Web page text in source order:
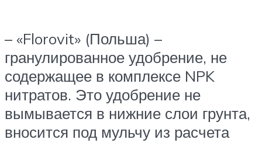
– «Florovit» (Польша) –
гранулированное удобрение, не
содержащее в комплексе NPK
нитратов. Это удобрение не
вымывается в нижние слои грунта,
вносится под мульчу из расчета